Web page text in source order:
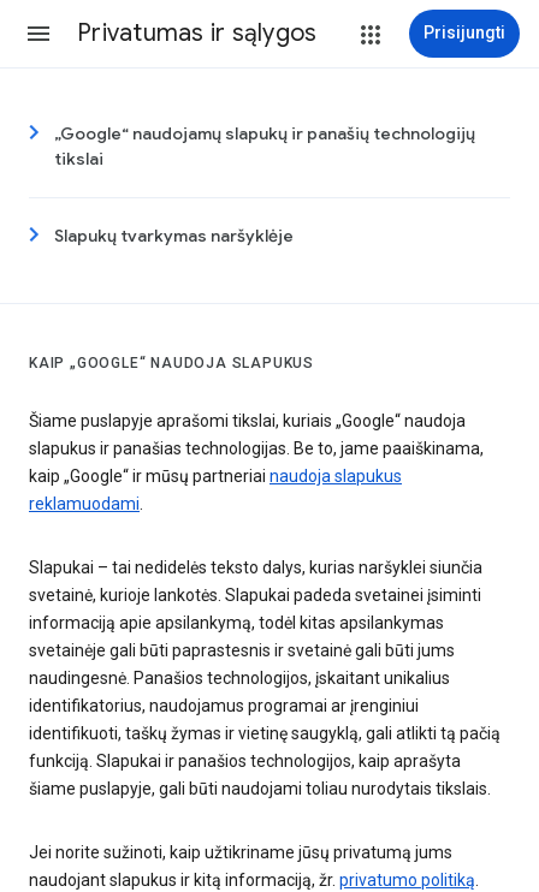
Privatumas ir sąlygos Prisijungti
„Google“ naudojamų slapukų ir panašių technologijų
tikslai
Slapukų tvarkymas naršyklėje
KAIP „GOOGLE“ NAUDOJA SLAPUKUS
Šiame puslapyje aprašomi tikslai, kuriais „Google“ naudoja
slapukus ir panašias technologijas. Be to, jame paaiškinama,
kaip „Google“ ir mūsų partneriai naudoja slapukus
reklamuodami.
Slapukai – tai nedidelės teksto dalys, kurias naršyklei siunčia
svetainė, kurioje lankotės. Slapukai padeda svetainei įsiminti
informaciją apie apsilankymą, todėl kitas apsilankymas
svetainėje gali būti paprastesnis ir svetainė gali būti jums
naudingesnė. Panašios technologijos, įskaitant unikalius
identifikatorius, naudojamus programai ar įrenginiui
identifikuoti, taškų žymas ir vietinę saugyklą, gali atlikti tą pačią
funkciją. Slapukai ir panašios technologijos, kaip aprašyta
šiame puslapyje, gali būti naudojami toliau nurodytais tikslais.
Jei norite sužinoti, kaip užtikriname jūsų privatumą jums
naudojant slapukus ir kitą informaciją, žr. privatumo politiką.